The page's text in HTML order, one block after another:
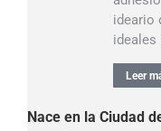
ideario
ideales
Leer
Nace en la Ciudad